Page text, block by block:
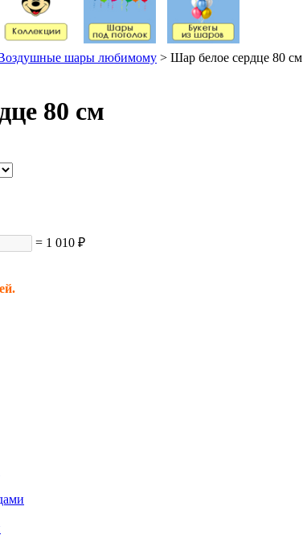
шары любимому > Шар белое сердце 80 см
80 см
= 1 010 ₽